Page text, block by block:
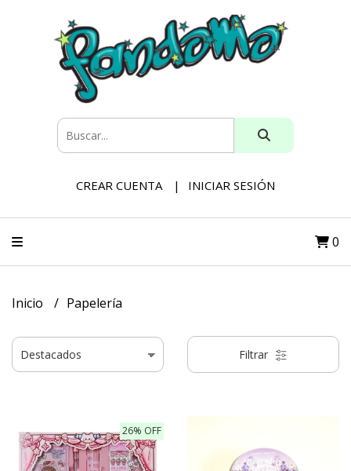
CREAR CUENTA INICIAR SESIÓN
0
Inicio Papelería
Filtrar
26% OFF